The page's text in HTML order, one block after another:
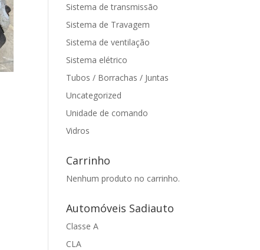
Sistema de transmissão
Sistema de Travagem
Sistema de ventilação
Sistema elétrico
Tubos / Borrachas / Juntas
Uncategorized
Unidade de comando
Vidros
Carrinho
Nenhum produto no carrinho.
Automóveis Sadiauto
Classe A
CLA